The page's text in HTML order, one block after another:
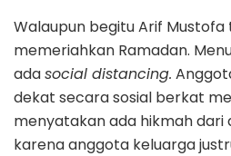
Walaupun begitu Arif
memeriahkan Ramadan.
adasocial distancing.
dekat secara sosial berkat
menyatakan ada hikmah dari
karena anggota keluarga